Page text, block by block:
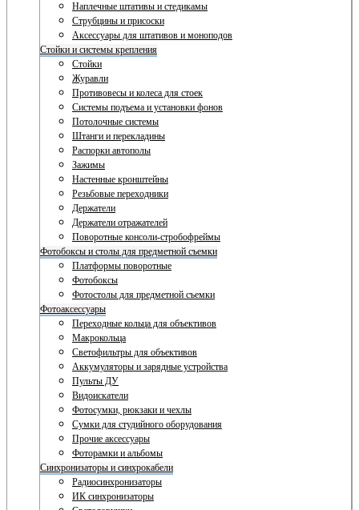
Наплечные штативы и стедикамы
Струбцины и присоски
Аксессуары для штативов и моноподов
Стойки и системы крепления
Стойки
Журавли
Противовесы и колеса для стоек
Системы подъема и установки фонов
Потолочные системы
Штанги и перекладины
Распорки автополы
Зажимы
Настенные кронштейны
Резьбовые переходники
Держатели
Держатели отражателей
Поворотные консоли-стробофреймы
Фотобоксы и столы для предметной съемки
Платформы поворотные
Фотобоксы
Фотостолы для предметной съемки
Фотоаксессуары
Переходные кольца для объективов
Макрокольца
Светофильтры для объективов
Аккумуляторы и зарядные устройства
Пульты ДУ
Видоискатели
Фотосумки, рюкзаки и чехлы
Сумки для студийного оборудования
Прочие аксессуары
Фоторамки и альбомы
Синхронизаторы и синхрокабели
Радиосинхронизаторы
ИК синхронизаторы